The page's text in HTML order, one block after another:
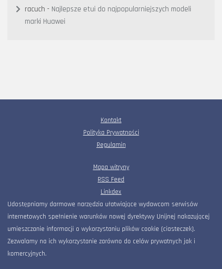
racuch - Najlepsze etui do najpopularniejszych modeli
marki Huawei
Kontakt
Polityka Prywatności
Regulamin
Mapa witryny
RSS Feed
Linkdex
Udostępniamy darmowe narzędzia ułatwiające wydawcom serwisów
internetowych spełnienie warunków nowej dyrektywy Unijnej nakazującej
umieszczanie informacji o wykorzystaniu plików cookie (ciasteczek).
Zezwalamy na ich wykorzystanie zarówno do celów prywatnych jak i
komercyjnych.